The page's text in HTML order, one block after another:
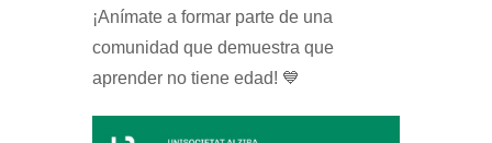
¡Anímate a formar parte de una
comunidad que demuestra que
aprender no tiene edad! 💙